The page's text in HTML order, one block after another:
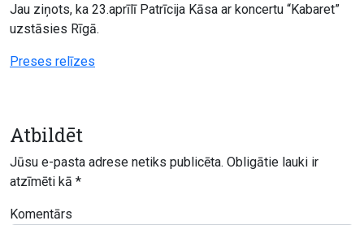
Jau ziņots, ka 23.aprīlī Patrīcija Kāsa ar koncertu “Kabaret”
uzstāsies Rīgā.
Preses relīzes
Atbildēt
Jūsu e-pasta adrese netiks publicēta. Obligātie lauki ir
atzīmēti kā *
Komentārs